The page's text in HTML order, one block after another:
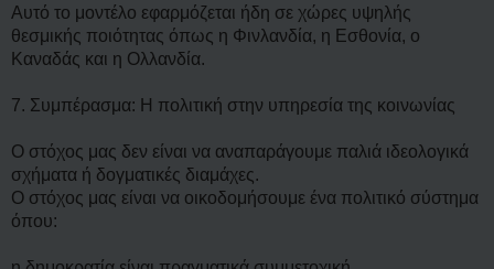
Αυτό το μοντέλο εφαρμόζεται ήδη σε χώρες υψηλής
θεσμικής ποιότητας όπως η Φινλανδία, η Εσθονία, ο
Καναδάς και η Ολλανδία.
7. Συμπέρασμα: Η πολιτική στην υπηρεσία της κοινωνίας
Ο στόχος μας δεν είναι να αναπαράγουμε παλιά ιδεολογικά
σχήματα ή δογματικές διαμάχες.
Ο στόχος μας είναι να οικοδομήσουμε ένα πολιτικό σύστημα
όπου: